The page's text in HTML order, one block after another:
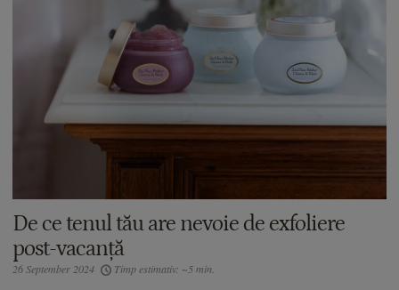
De ce tenul tău are nevoie de exfoliere
post-vacanță
26 September 2024 Timp estimativ: ~5 min.